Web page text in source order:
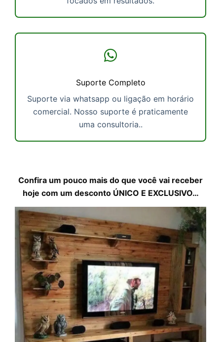
Suporte Completo
Suporte via whatsapp ou ligação em horário
comercial. Nosso suporte é praticamente
uma consultoria..
Confira um pouco mais do que você vai receber
hoje com um desconto ÚNICO E EXCLUSIVO…